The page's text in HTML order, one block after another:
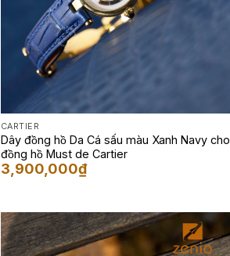
CARTIER
Dây đồng hồ Da Cá sấu màu Xanh Navy cho
đồng hồ Must de Cartier
3,900,000₫